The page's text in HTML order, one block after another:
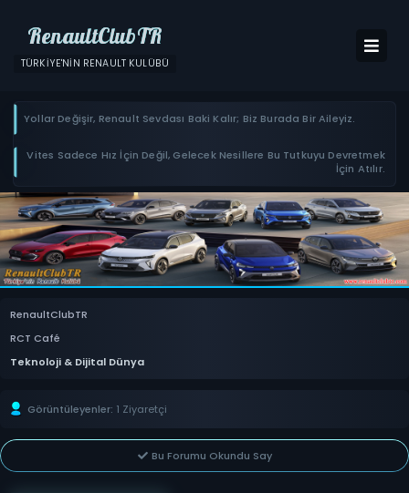
RenaultClubTR
TÜRKIYE'NIN RENAULT KULÜBÜ
Yollar Değişir, Renault Sevdası Baki Kalır; Biz Burada Bir Aileyiz.
Vites Sadece Hız İçin Değil, Gelecek Nesillere Bu Tutkuyu Devretmek
İçin Atılır.
RenaultClubTR
RCT Café
Teknoloji & Dijital Dünya
Görüntüleyenler: 1 Ziyaretçi
Bu Forumu Okundu Say